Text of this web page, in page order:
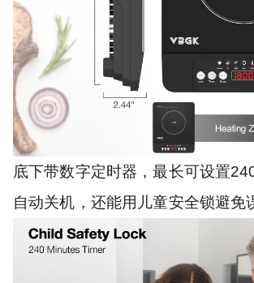
底下带数字定时器，最长可设置
自动关机，还能用儿童安全锁避免